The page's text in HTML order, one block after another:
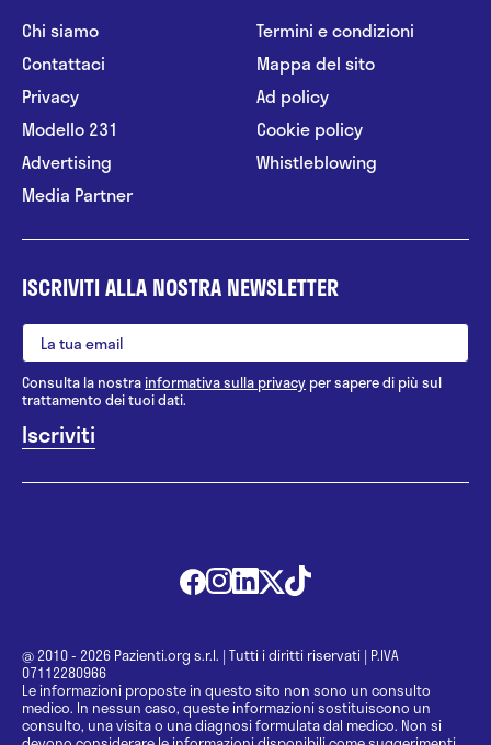
Chi siamo
Contattaci
Privacy
Modello 231
Advertising
Media Partner
Termini e condizioni
Mappa del sito
Ad policy
Cookie policy
Whistleblowing
ISCRIVITI ALLA NOSTRA NEWSLETTER
Consulta la nostrainformativa sulla privacy per sapere di più sul
trattamento dei tuoi dati.
@ 2010 - 2026 Pazienti.org s.r.l. | Tutti i diritti riservati | P.IVA
07112280966
Le informazioni proposte in questo sito non sono un consulto
medico. In nessun caso, queste informazioni sostituiscono un
consulto, una visita o una diagnosi formulata dal medico. Non si